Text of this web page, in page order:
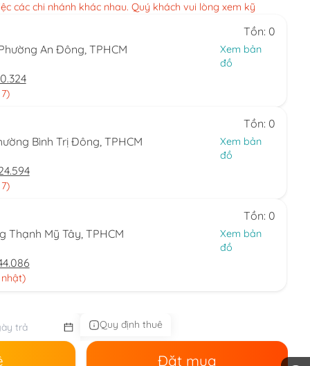
các chi nhánh khác nhau. Quý khách vui lòng xem kỹ
Tồn: 0
An Đông, TPHCM
Xem bản
đồ
Tồn: 0
Bình Trị Đông, TPHCM
Xem bản
đồ
Tồn: 0
Thạnh Mỹ Tây, TPHCM
Xem bản
đồ
Quy định thuê
Đặt mua